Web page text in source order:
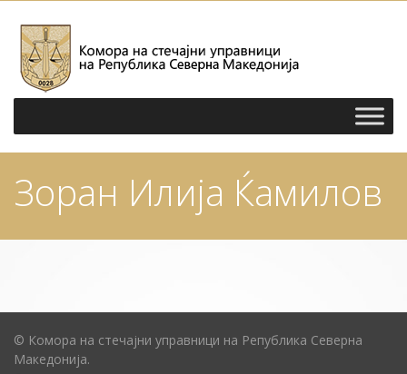
Зоран Илија Ќамилов
© Комора на стечајни управници на Република Северна
Македонија.